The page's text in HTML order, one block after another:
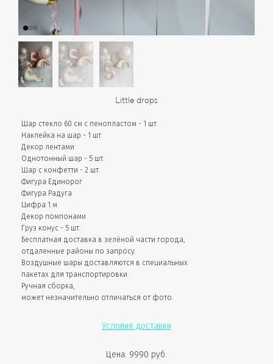
Little drops
Шар стекло 60 см с пенопластом - 1 шт.
Наклейка на шар - 1 шт.
Декор лентами
Однотонный шар - 5 шт.
Шар с конфетти - 2 шт.
Фигура Единорог
Фигура Радуга
Цифра 1 м
Декор помпонами
Груз конус - 5 шт.
Бесплатная доставка в зелёной части города,
отдаленные районы по запросу.
Воздушные шары доставляются в специальных
пакетах для транспортировки.
Ручная сборка,
может незначительно отличаться от фото.
Условия доставки
Цена: 9990 руб.